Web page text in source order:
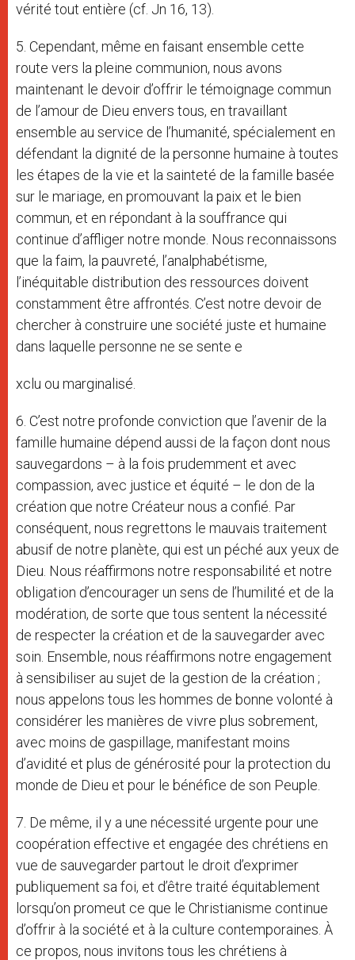
vérité tout entière (cf. Jn 16, 13).
5. Cependant, même en faisant ensemble cette
route vers la pleine communion, nous avons
maintenant le devoir d’offrir le témoignage commun
de l’amour de Dieu envers tous, en travaillant
ensemble au service de l’humanité, spécialement en
défendant la dignité de la personne humaine à toutes
les étapes de la vie et la sainteté de la famille basée
sur le mariage, en promouvant la paix et le bien
commun, et en répondant à la souffrance qui
continue d’affliger notre monde. Nous reconnaissons
que la faim, la pauvreté, l’analphabétisme,
l’inéquitable distribution des ressources doivent
constamment être affrontés. C’est notre devoir de
chercher à construire une société juste et humaine
dans laquelle personne ne se sente e
xclu ou marginalisé.
6. C’est notre profonde conviction que l’avenir de la
famille humaine dépend aussi de la façon dont nous
sauvegardons – à la fois prudemment et avec
compassion, avec justice et équité – le don de la
création que notre Créateur nous a confié. Par
conséquent, nous regrettons le mauvais traitement
abusif de notre planète, qui est un péché aux yeux de
Dieu. Nous réaffirmons notre responsabilité et notre
obligation d’encourager un sens de l’humilité et de la
modération, de sorte que tous sentent la nécessité
de respecter la création et de la sauvegarder avec
soin. Ensemble, nous réaffirmons notre engagement
à sensibiliser au sujet de la gestion de la création ;
nous appelons tous les hommes de bonne volonté à
considérer les manières de vivre plus sobrement,
avec moins de gaspillage, manifestant moins
d’avidité et plus de générosité pour la protection du
monde de Dieu et pour le bénéfice de son Peuple.
7. De même, il y a une nécessité urgente pour une
coopération effective et engagée des chrétiens en
vue de sauvegarder partout le droit d’exprimer
publiquement sa foi, et d’être traité équitablement
lorsqu’on promeut ce que le Christianisme continue
d’offrir à la société et à la culture contemporaines. À
ce propos, nous invitons tous les chrétiens à